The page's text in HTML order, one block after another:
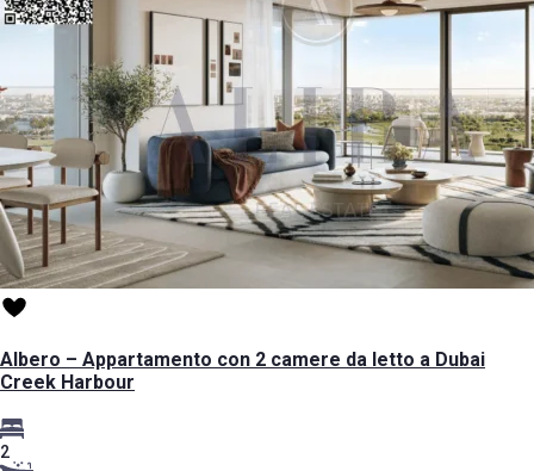
Albero – Appartamento con 2 camere da letto a Dubai
Creek Harbour
2